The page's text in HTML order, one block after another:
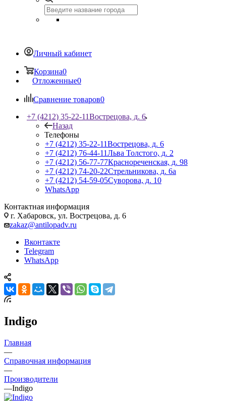
Личный кабинет
Корзина0
Отложенные0
Сравнение товаров0
+7 (4212) 35-22-11Вострецова, д. 6
Назад
Телефоны
+7 (4212) 35-22-11Вострецова, д. 6
+7 (4212) 76-44-11Льва Толстого, д. 2
+7 (4212) 56-77-77Краснореченская, д. 98
+7 (4212) 74-20-22Стрельникова, д. 6а
+7 (4212) 54-59-05Суворова, д. 10
WhatsApp
Контактная информация
г. Хабаровск, ул. Вострецова, д. 6
zakaz@antilopadv.ru
Вконтакте
Telegram
WhatsApp
Indigo
Главная
—
Справочная информация
—
Производители
—Indigo